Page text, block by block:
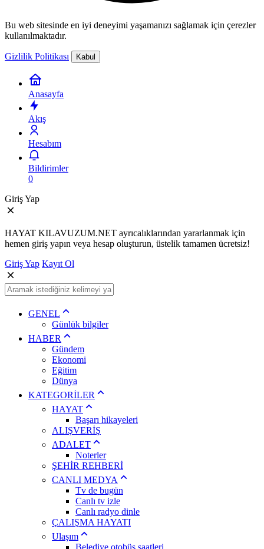
Bu web sitesinde en iyi deneyimi yaşamanızı sağlamak için çerezler
kullanılmaktadır.
Gizlilik Politikası Kabul
Anasayfa
Akış
Hesabım
Bildirimler
0
Giriş Yap
HAYAT KILAVUZUM.NET ayrıcalıklarından yararlanmak için
hemen giriş yapın veya hesap oluşturun, üstelik tamamen ücretsiz!
Giriş Yap Kayıt Ol
GENEL
Günlük bilgiler
HABER
Gündem
Ekonomi
Eğitim
Dünya
KATEGORİLER
HAYAT
Başarı hikayeleri
ALIŞVERİŞ
ADALET
Noterler
ŞEHİR REHBERİ
CANLI MEDYA
Tv de bugün
Canlı tv izle
Canlı radyo dinle
ÇALIŞMA HAYATI
Ulaşım
Belediye otobüs saatleri